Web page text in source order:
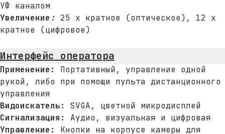
УФ каналом
Увеличение : 25 x кратное (оптическое), 12 x
кратное (цифровое)
Интерфейс оператора
Применение: Портативный, управление одной
рукой, либо при помощи пульта дистанционного
управления
Видоискатель: SVGA, цветной микродисплей
Сигнализация: Аудио, визуальная и цифровая
Управление: Кнопки на корпусе камеры для